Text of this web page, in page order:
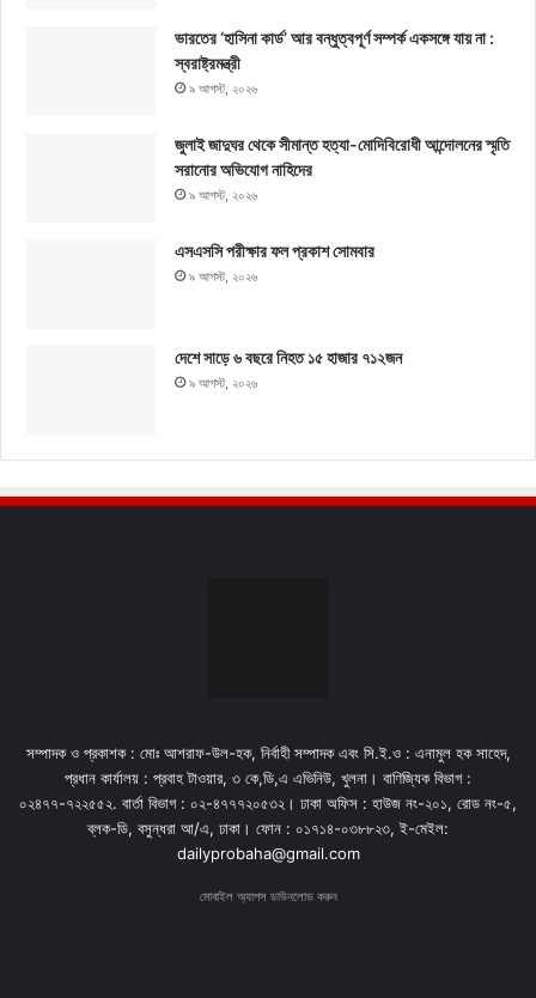
ভারতের ‘হাসিনা কার্ড’ আর বন্ধুত্বপূর্ণ সম্পর্ক একসঙ্গে যায় না :
স্বরাষ্ট্রমন্ত্রী
৯ আগস্ট, ২০২৬
জুলাই জাদুঘর থেকে সীমান্ত হত্যা-মোদিবিরোধী আন্দোলনের স্মৃতি
সরানোর অভিযোগ নাহিদের
৯ আগস্ট, ২০২৬
এসএসসি পরীক্ষার ফল প্রকাশ সোমবার
৯ আগস্ট, ২০২৬
দেশে সাড়ে ৬ বছরে নিহত ১৫ হাজার ৭১২জন
৯ আগস্ট, ২০২৬
সম্পাদক ও প্রকাশক : মোঃ আশরাফ-উল-হক, নির্বাহী সম্পাদক এবং সি.ই.ও : এনামুল হক সাহেদ,
প্রধান কার্যালয় : প্রবাহ টাওয়ার, ৩ কে,ডি,এ এভিনিউ, খুলনা। বাণিজ্যিক বিভাগ :
০২৪৭৭-৭২২৫৫২. বার্তা বিভাগ : ০২-৪৭৭৭২০৫৩২। ঢাকা অফিস : হাউজ নং-২০১, রোড নং-৫,
ব্লক-ডি, বসুন্ধরা আ/এ, ঢাকা। ফোন : ০১৭১৪-০৩৮৮২৩, ই-মেইল:
dailyprobaha@gmail.com
মোবাইল অ্যাপস ডাউনলোড করুন